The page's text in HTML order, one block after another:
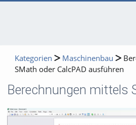
Kategorien Maschinenbau
SMath oder CalcPAD ausführen